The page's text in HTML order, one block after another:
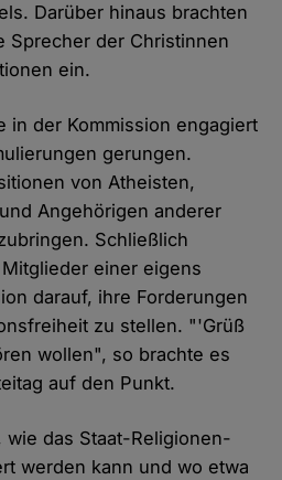
Darüber hinaus brachten
Sprecher der Christinnen
ein.
in der Kommission engagiert
gerungen.
von Atheisten,
Angehörigen anderer
Schließlich
einer eigens
darauf, ihre Forderungen
zu stellen. "'Grüß
wollen", so brachte es
auf den Punkt.
das Staat-Religionen-
werden kann und wo etwa